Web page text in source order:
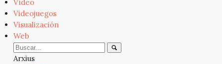
Vídeo
Videojuegos
Visualización
Web
Arxius